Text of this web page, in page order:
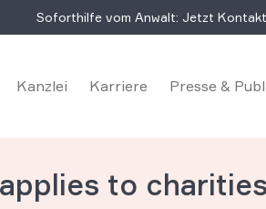
Soforthilfe vom Anwalt: Jetzt
Kanzlei Karriere Presse &
to